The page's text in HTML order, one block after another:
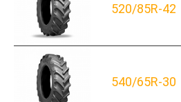
520/85R-42
540/65R-30